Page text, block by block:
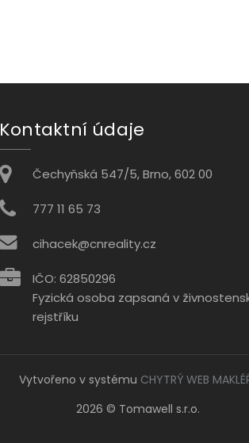
Kontaktní údaje
Čechyňská 547/5, Brno, 602 00
777 11 65 73
cihacek@cnreality.cz
IČO: 62850296
Fyzická osoba zapsaná v
rejstříku
Vytvořeno v systému CHYTRÝ WEB
2026 © Tomawell s.r.o.